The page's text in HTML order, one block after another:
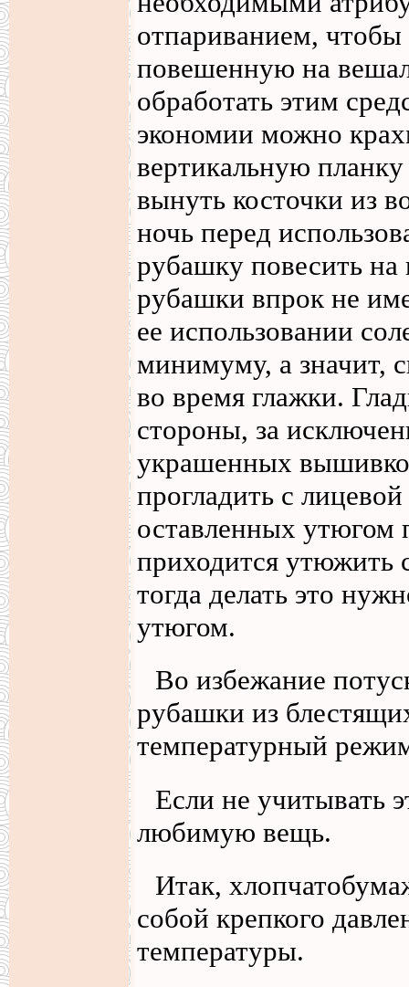
отпариванием,
повешенную на
обработать этим
экономии можно
вертикальную
вынуть косточки из
ночь перед
рубашку повесить на
рубашки впрок не
ее использовании
минимуму, а значит,
во время глажки.
стороны, за
украшенных
прогладить с
оставленных утюгом
приходится утюжить
тогда делать это
утюгом.
Во избежание
рубашки из
температурный
Если не учитывать
любимую вещь.
Итак,
собой крепкого
температуры.